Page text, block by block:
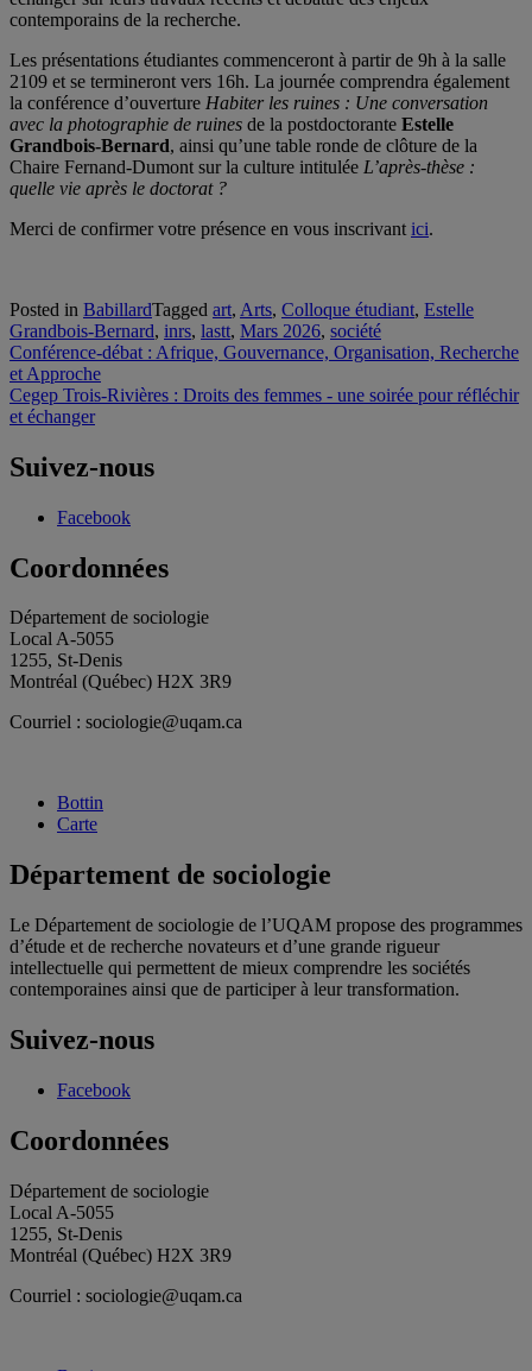
contemporains de la recherche.
Les présentations étudiantes commenceront à partir de 9h à la salle
2109 et se termineront vers 16h. La journée comprendra également
la conférence d’ouverture Habiter les ruines : Une conversation
avec la photographie de ruines de la postdoctorante Estelle
Grandbois-Bernard, ainsi qu’une table ronde de clôture de la
Chaire Fernand-Dumont sur la culture intitulée L’après-thèse :
quelle vie après le doctorat ?
Merci de confirmer votre présence en vous inscrivant ici.
Posted in BabillardTagged art, Arts, Colloque étudiant, Estelle
Grandbois-Bernard, inrs, lastt, Mars 2026, société
Navigation
de
l'article
Conférence-débat : Afrique, Gouvernance, Organisation, Recherche
et Approche
Cegep Trois-Rivières : Droits des femmes - une soirée pour réfléchir
et échanger
Suivez-nous
Facebook
Coordonnées
Département de sociologie
Local A-5055
1255, St-Denis
Montréal (Québec) H2X 3R9
Courriel : sociologie@uqam.ca
Bottin
Carte
Département de sociologie
Le Département de sociologie de l’UQAM propose des programmes
d’étude et de recherche novateurs et d’une grande rigueur
intellectuelle qui permettent de mieux comprendre les sociétés
contemporaines ainsi que de participer à leur transformation.
Suivez-nous
Facebook
Coordonnées
Département de sociologie
Local A-5055
1255, St-Denis
Montréal (Québec) H2X 3R9
Courriel : sociologie@uqam.ca